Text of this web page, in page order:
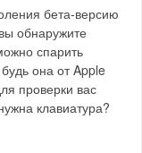
бета-версию
обнаружите
спарить
она от Apple
проверки вас
клавиатура?